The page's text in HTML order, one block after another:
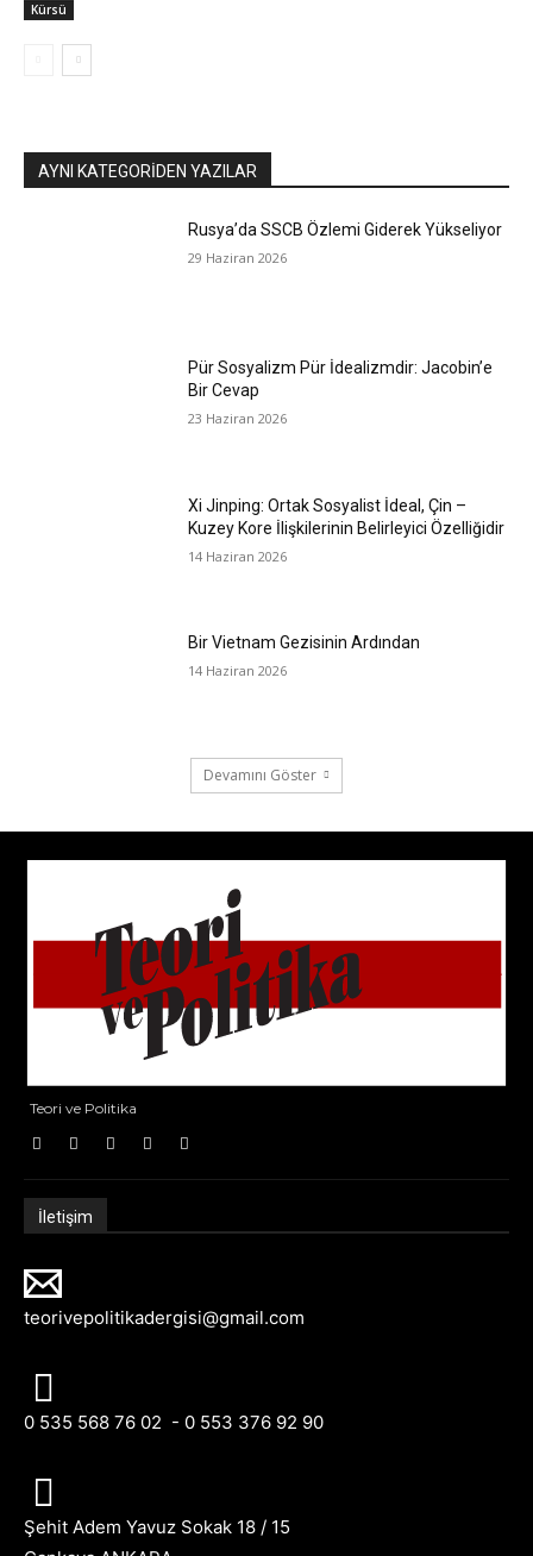
Kürsü
AYNI KATEGORIDEN YAZILAR
Rusya’da SSCB Özlemi Giderek Yükseliyor
29 Haziran 2026
Pür Sosyalizm Pür İdealizmdir: Jacobin’e
Bir Cevap
23 Haziran 2026
Xi Jinping: Ortak Sosyalist İdeal, Çin –
Kuzey Kore İlişkilerinin Belirleyici Özelliğidir
14 Haziran 2026
Bir Vietnam Gezisinin Ardından
14 Haziran 2026
Devamını Göster
Teori ve Politika
İletişim
teorivepolitikadergisi@gmail.com
0 535 568 76 02 - 0 553 376 92 90
Şehit Adem Yavuz Sokak 18 / 15